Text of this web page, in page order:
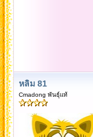
หลิม 81
Cmadong พันธุ์แท้